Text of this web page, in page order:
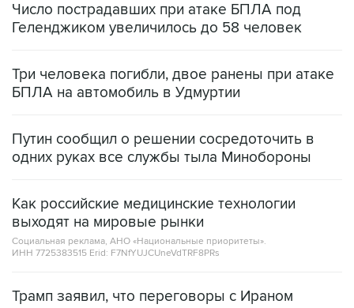
Число пострадавших при атаке БПЛА под
Геленджиком увеличилось до 58 человек
Три человека погибли, двое ранены при атаке
БПЛА на автомобиль в Удмуртии
Путин сообщил о решении сосредоточить в
одних руках все службы тыла Минобороны
Как российские медицинские технологии
выходят на мировые рынки
Социальная реклама, АНО «Национальные приоритеты».
ИНН 7725383515 Erid: F7NfYUJCUneVdTRF8PRs
Трамп заявил, что переговоры с Ираном